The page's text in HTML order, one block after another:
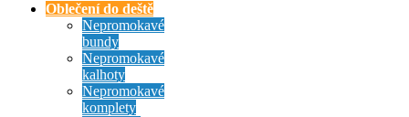
Oblečení do deště
Nepromokavé
bundy
Nepromokavé
kalhoty
Nepromokavé
komplety